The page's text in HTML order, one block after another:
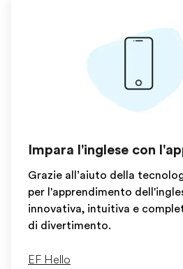
Impara l'inglese con
Grazie all’aiuto della
per l'apprendimento
innovativa, intuitiva e
di divertimento.
EF Hello